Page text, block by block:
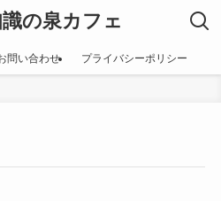
の泉カフェ
問い合わせ プライバシーポリシー